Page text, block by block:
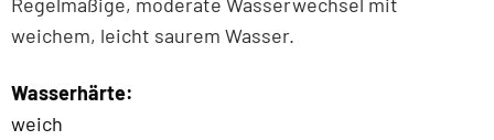
weichem, leicht saurem Wasser.
Wasserhärte:
weich